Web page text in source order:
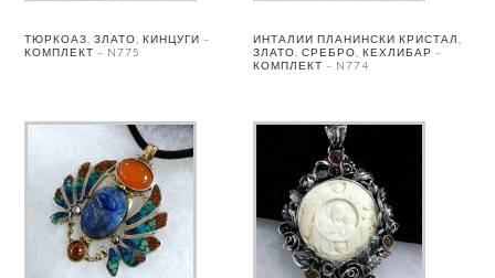
ТЮРКОАЗ, ЗЛАТО, КИНЦУГИ –
КОМПЛЕКТ – N775
ИНТАЛИИ ПЛАНИНСКИ КРИСТАЛ,
ЗЛАТО, СРЕБРО, КЕХЛИБАР –
КОМПЛЕКТ – N774